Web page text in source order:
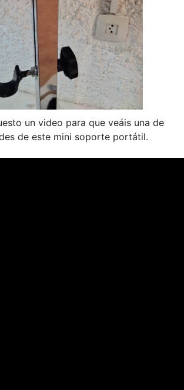
un video para que veáis una de
de este mini soporte portátil.